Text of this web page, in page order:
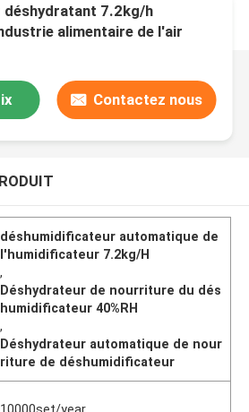
déshydratant 7.2kg/h
alimentaire de l'air
Contactez nous
déshumidificateur automatique de
l'humidificateur 7.2kg/H
,
Déshydrateur de nourriture du dés
humidificateur 40%RH
,
Déshydrateur automatique de nour
riture de déshumidificateur
10000set/year